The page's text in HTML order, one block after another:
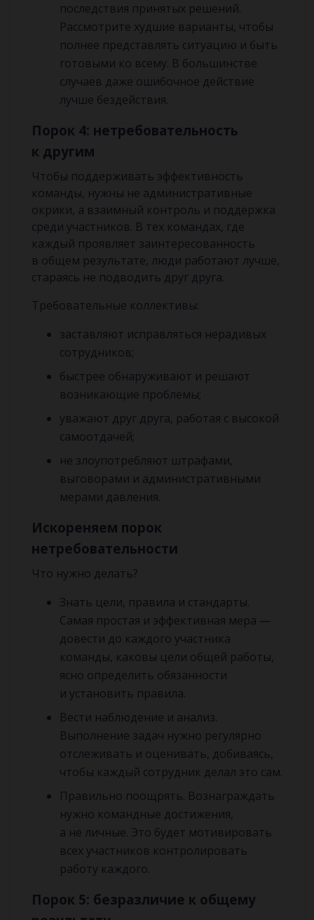
последствия принятых решений.
Рассмотрите худшие варианты, чтобы
полнее представлять ситуацию и быть
готовыми ко всему. В большинстве
случаев даже ошибочное действие
лучше бездействия.
Порок 4: нетребовательность
к другим
Чтобы поддерживать эффективность
команды, нужны не административные
окрики, а взаимный контроль и поддержка
среди участников. В тех командах, где
каждый проявляет заинтересованность
в общем результате, люди работают лучше,
стараясь не подводить друг друга.
Требовательные коллективы:
заставляют исправляться нерадивых
сотрудников;
быстрее обнаруживают и решают
возникающие проблемы;
уважают друг друга, работая с высокой
самоотдачей;
не злоупотребляют штрафами,
выговорами и административными
мерами давления.
Искореняем порок
нетребовательности
Что нужно делать?
Знать цели, правила и стандарты.
Самая простая и эффективная мера —
довести до каждого участника
команды, каковы цели общей работы,
ясно определить обязанности
и установить правила.
Вести наблюдение и анализ.
Выполнение задач нужно регулярно
отслеживать и оценивать, добиваясь,
чтобы каждый сотрудник делал это сам.
Правильно поощрять. Вознаграждать
нужно командные достижения,
а не личные. Это будет мотивировать
всех участников контролировать
работу каждого.
Порок 5: безразличие к общему